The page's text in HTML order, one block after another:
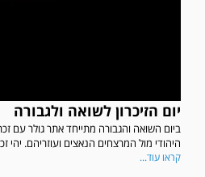
יום הזיכרון לשואה ולגבורה
היהודי מול המרצחים הנאצים ועוזריהם. יהי
קראו עוד...